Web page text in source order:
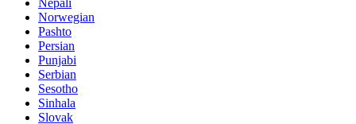
Nepali
Norwegian
Pashto
Persian
Punjabi
Serbian
Sesotho
Sinhala
Slovak